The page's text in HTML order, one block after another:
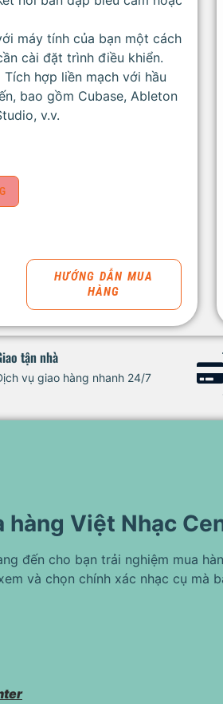
máy tính của bạn một cách
cài đặt trình điều khiển.
Tích hợp liền mạch với hầu
bao gồm Cubase, Ableton
v.v.
HƯỚNG DẪN MUA
HÀNG
tận nhà
vụ giao hàng nhanh 24/7
hàng Việt Nhạc
đến cho bạn trải nghiệm mua
và chọn chính xác nhạc cụ mà